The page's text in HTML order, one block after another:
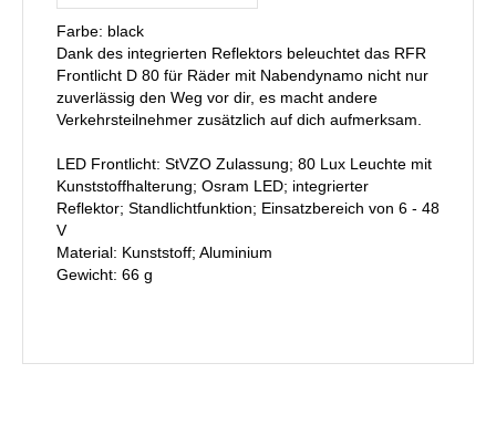
Farbe: black
Dank des integrierten Reflektors beleuchtet das RFR
Frontlicht D 80 für Räder mit Nabendynamo nicht nur
zuverlässig den Weg vor dir, es macht andere
Verkehrsteilnehmer zusätzlich auf dich aufmerksam.
LED Frontlicht: StVZO Zulassung; 80 Lux Leuchte mit
Kunststoffhalterung; Osram LED; integrierter
Reflektor; Standlichtfunktion; Einsatzbereich von 6 - 48
V
Material: Kunststoff; Aluminium
Gewicht: 66 g